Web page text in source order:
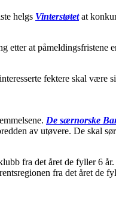
helgs Vinterstøtetat
etter at påmeldingsfristene
fektere skal være
De særnorske
av utøvere. De skal
fra det året de fyller 6
fra det året de